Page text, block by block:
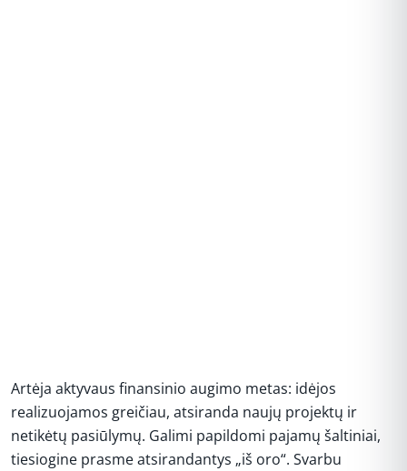
Artėja aktyvaus finansinio augimo metas: idėjos
realizuojamos greičiau, atsiranda naujų projektų ir
netikėtų pasiūlymų. Galimi papildomi pajamų šaltiniai,
tiesiogine prasme atsirandantys „iš oro“. Svarbu